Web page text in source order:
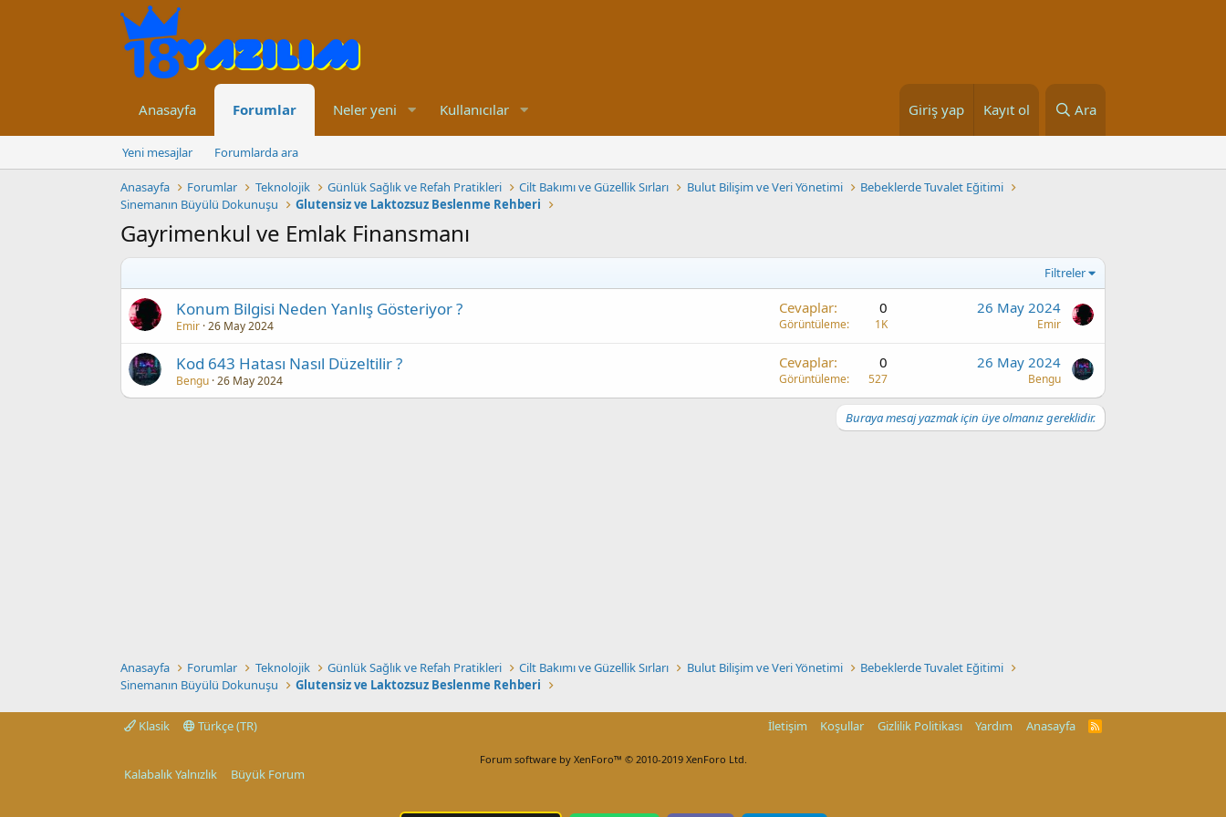
Anasayfa Forumlar Neler yeni Kullanıcılar Giriş yap Kayıt ol Ara
Yeni mesajlar Forumlarda ara
Anasayfa Forumlar Teknolojik Günlük Sağlık ve Refah Pratikleri Cilt Bakımı ve Güzellik Sırları Bulut Bilişim ve Veri Yönetimi
Bebeklerde Tuvalet Eğitimi
Sinemanın Büyülü Dokunuşu
Glutensiz ve Laktozsuz Beslenme Rehberi
Gayrimenkul ve Emlak Finansmanı
Filtreler
Konum Bilgisi Neden Yanlış Gösteriyor ?
Emir 26 May 2024
Cevaplar 0
Görüntüleme 1K
26 May 2024
Emir
Kod 643 Hatası Nasıl Düzeltilir ?
Bengu 26 May 2024
Cevaplar 0
Görüntüleme 527
26 May 2024
Bengu
Buraya mesaj yazmak için üye olmanız gereklidir.
Anasayfa Forumlar Teknolojik Günlük Sağlık ve Refah Pratikleri Cilt Bakımı ve Güzellik Sırları Bulut Bilişim ve Veri Yönetimi
Bebeklerde Tuvalet Eğitimi
Sinemanın Büyülü Dokunuşu
Glutensiz ve Laktozsuz Beslenme Rehberi
Klasik Türkçe (TR) İletişim Koşullar Gizlilik Politikası Yardım Anasayfa
R
Forum software by XenForo™ © 2010-2019 XenForo Ltd.
Kalabalık Yalnızlık Büyük Forum